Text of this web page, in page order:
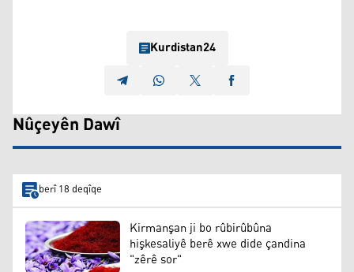
Kurdistan24
Nûçeyên Dawî
berî 18 deqîqe
Kirmanşan ji bo rûbirûbûna
hişkesaliyê berê xwe dide çandina
"zêrê sor"